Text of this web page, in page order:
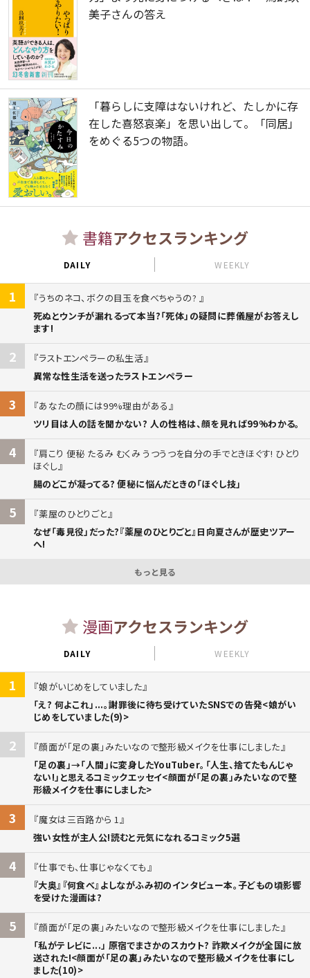
美子さんの答え
「暮らしに支障はないけれど、たしかに存
在した喜怒哀楽」を思い出して。「同居」
をめぐる5つの物語。
書籍アクセスランキング
DAILY WEEKLY
1
うちのネコ、ボクの目玉を食べちゃうの?
死ぬとウンチが漏れるって本当?「死体」の疑問に葬儀屋がお答えし
ます!
2
ラストエンペラーの私生活
異常な性生活を送ったラストエンペラー
3
あなたの顔には99%理由がある
ツリ目は人の話を聞かない? 人の性格は、顔を見れば99%わかる。
4
肩こり 便秘 たるみ むくみ うつうつを自分の手でときほぐす! ひとり
ほぐし
腸のどこが凝ってる? 便秘に悩んだときの「ほぐし技」
5
薬屋のひとりごと
なぜ「毒見役」だった?『薬屋のひとりごと』日向夏さんが歴史ツアー
へ!
もっと見る
漫画アクセスランキング
DAILY WEEKLY
1
娘がいじめをしていました
「え? 何よこれ」...。謝罪後に待ち受けていたSNSでの告発<娘がい
じめをしていました(9)>
2
顔面が「足の裏」みたいなので整形級メイクを仕事にしました
「足の裏」→「人間」に変身したYouTuber。「人生、捨てたもんじゃ
ない!」と思えるコミックエッセイ<顔面が「足の裏」みたいなので整
形級メイクを仕事にしました>
3
魔女は三百路から 1
強い女性が主人公!読むと元気になれるコミック5選
4
仕事でも、仕事じゃなくても
『大奥』『何食べ』よしながふみ初のインタビュー本。子どもの頃影響
を受けた漫画は?
5
顔面が「足の裏」みたいなので整形級メイクを仕事にしました
「私がテレビに...」 原宿でまさかのスカウト? 詐欺メイクが全国に放
送された!<顔面が「足の裏」みたいなので整形級メイクを仕事にし
ました(10)>